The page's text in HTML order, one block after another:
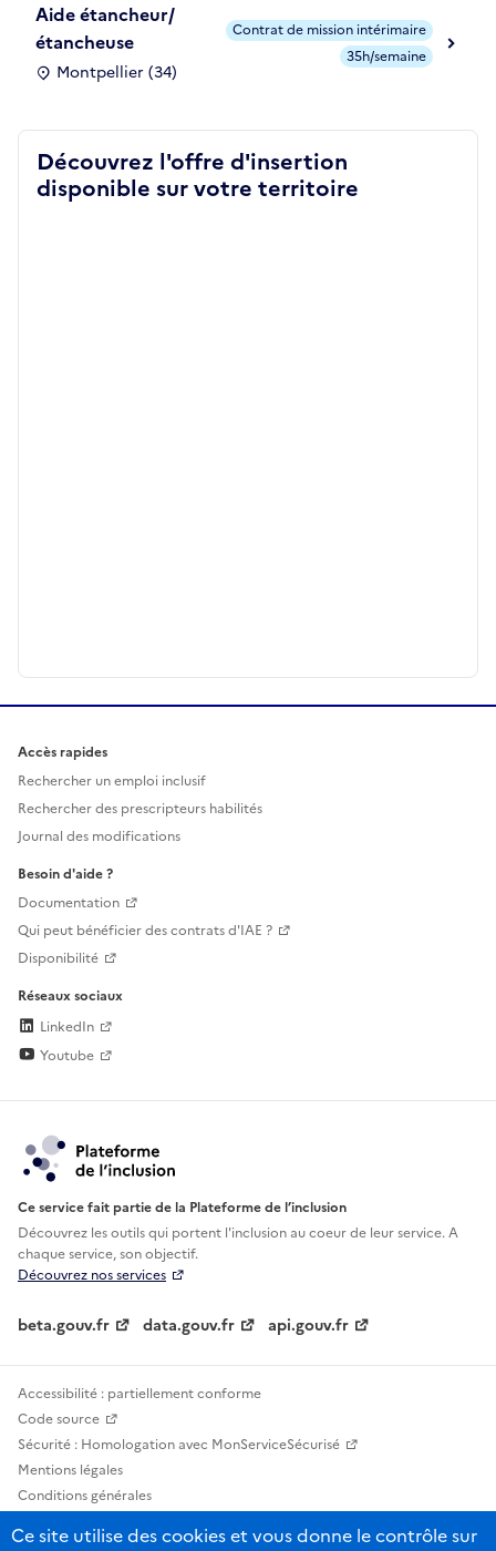
Aide étancheur/
étancheuse
Montpellier (34)
Contrat de mission intérimaire
35h/semaine
Découvrez l'offre d'insertion
disponible sur votre territoire
Accès rapides
Rechercher un emploi inclusif
Rechercher des prescripteurs habilités
Journal des modifications
Besoin d'aide ?
Documentation
Qui peut bénéficier des contrats d'IAE ?
Disponibilité
Réseaux sociaux
LinkedIn
Youtube
Ce service fait partie de la Plateforme de l’inclusion
Découvrez les outils qui portent l'inclusion aucoeur de leur service. A
chaque service, son objectif.
Découvrez nos services
beta.gouv.fr data.gouv.fr api.gouv.fr
Accessibilité : partiellement conforme
Code source
Sécurité : Homologation avec MonServiceSécurisé
Mentions légales
Conditions générales
Statistiques, lexiques et indicateurs
Ce site utilise des cookies et vous donne le contrôle sur